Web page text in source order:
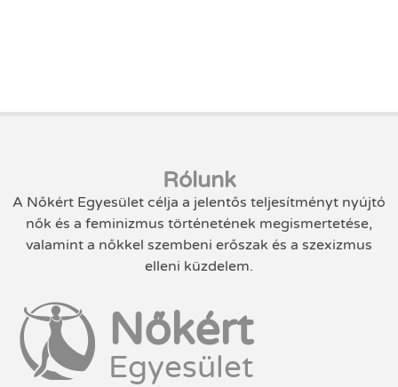
Rólunk
A Nőkért Egyesület célja a jelentős teljesítményt nyújtó
nők és a feminizmus történetének megismertetése,
valamint a nőkkel szembeni erőszak és a szexizmus
elleni küzdelem.
Nőkért
Egyesület